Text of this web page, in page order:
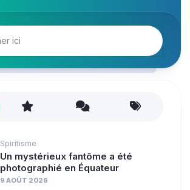
Spiritisme
Un mystérieux fantôme a été
photographié en Équateur
9 AOÛT 2026